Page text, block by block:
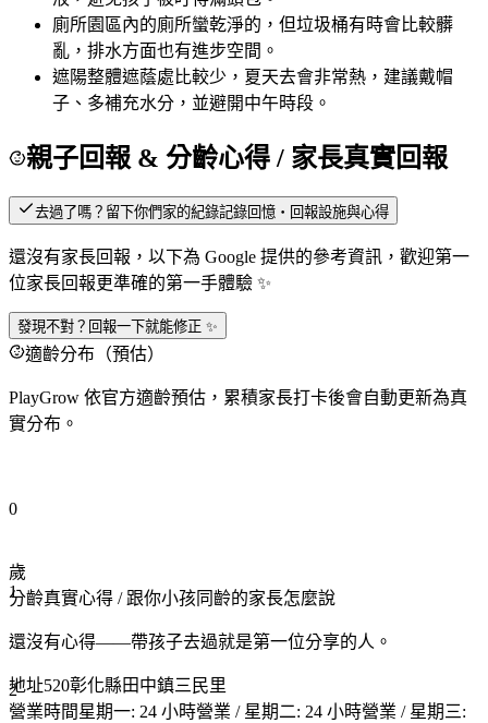
廁所園區內的廁所蠻乾淨的，但垃圾桶有時會比較髒
亂，排水方面也有進步空間。
遮陽整體遮蔭處比較少，夏天去會非常熱，建議戴帽
子、多補充水分，並避開中午時段。
親子回報 & 分齡心得 / 家長真實回報
去過了嗎？留下你們家的紀錄記錄回憶・回報設施與心得
還沒有家長回報，以下為 Google 提供的參考資訊，歡迎第一
位家長回報更準確的第一手體驗 ✨
發現不對？回報一下就能修正 ✨
適齡分布（預估）
PlayGrow 依官方適齡預估，累積家長打卡後會自動更新為真
實分布。
0
1
2
歲
分齡真實心得 / 跟你小孩同齡的家長怎麼說
還沒有心得——帶孩子去過就是第一位分享的人。
地址520彰化縣田中鎮三民里
營業時間星期一: 24 小時營業 / 星期二: 24 小時營業 / 星期三: